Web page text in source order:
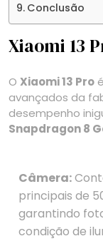
Conclusão
Xiaomi 13
O Xiaomi 13 Pro
avançados da
desempenho
Snapdragon 8
Câmera:
principais de
garantindo
condição de